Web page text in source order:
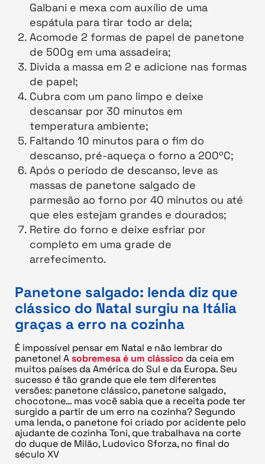
Galbani e mexa com auxílio de uma
espátula para tirar todo ar dela;
Acomode 2 formas de papel de panetone
de 500g em uma assadeira;
Divida a massa em 2 e adicione nas formas
de papel;
Cubra com um pano limpo e deixe
descansar por 30 minutos em
temperatura ambiente;
Faltando 10 minutos para o fim do
descanso, pré-aqueça o forno a 200ºC;
Após o período de descanso, leve as
massas de panetone salgado de
parmesão ao forno por 40 minutos ou até
que eles estejam grandes e dourados;
Retire do forno e deixe esfriar por
completo em uma grade de
arrefecimento.
Panetone salgado: lenda diz que
clássico do Natal surgiu na Itália
graças a erro na cozinha
É impossível pensar em Natal e não lembrar do
panetone! Asobremesa é um clássico da ceia em
muitos países da América do Sul e da Europa. Seu
sucesso é tão grande que ele tem diferentes
versões: panetone clássico, panetone salgado,
chocotone… mas você sabia que a receita pode ter
surgido a partir de um erro na cozinha? Segundo
uma lenda, o panetone foi criado por acidente pelo
ajudante de cozinha Toni, que trabalhava na corte
do duque de Milão, Ludovico Sforza, no final do
século XV